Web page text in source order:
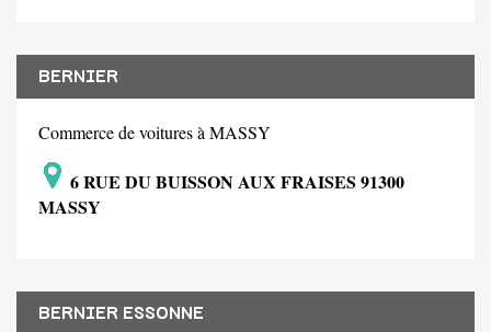
BERNIER
Commerce de voitures à MASSY
6 RUE DU BUISSON AUX FRAISES 91300
MASSY
BERNIER ESSONNE